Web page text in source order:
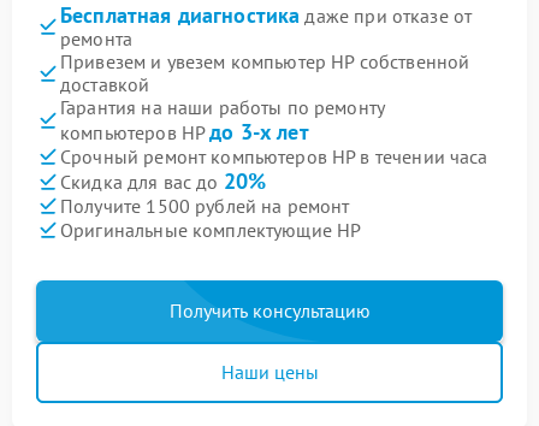
Бесплатная диагностика даже при отказе от
ремонта
Привезем и увезем компьютер HP собственной
доставкой
Гарантия на наши работы по ремонту
компьютеров HPдо 3-х лет
Срочный ремонт компьютеров HP в течении часа
Скидка для вас до 20%
Получите 1500 рублей на ремонт
Оригинальные комплектующие HP
Получить консультацию
Наши цены